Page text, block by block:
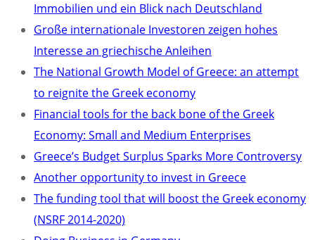
Immobilien und ein Blick nach Deutschland
Große internationale Investoren zeigen hohes
Interesse an griechische Anleihen
The National Growth Model of Greece: an attempt
to reignite the Greek economy
Financial tools for the back bone of the Greek
Economy: Small and Medium Enterprises
Greece’s Budget Surplus Sparks More Controversy
Another opportunity to invest in Greece
The funding tool that will boost the Greek economy
(NSRF 2014-2020)